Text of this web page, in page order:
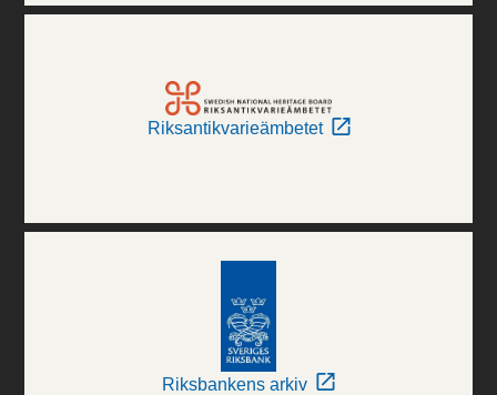
Riksantikvarieämbetet
Riksbankens arkiv